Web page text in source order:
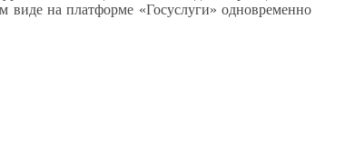
видена платформе «Госуслуги» одновременно